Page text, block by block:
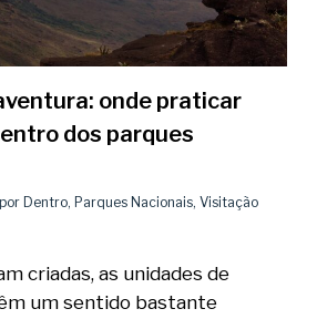
onde praticar
dos parques
Dentro, Parques Nacionais, Visitação
criadas, as unidades de
um sentido bastante